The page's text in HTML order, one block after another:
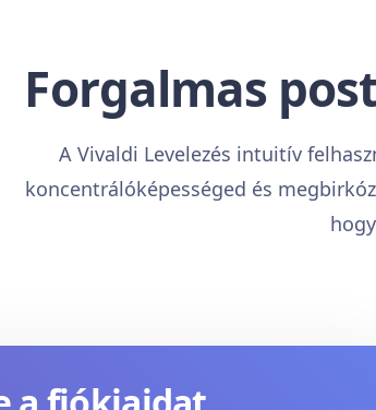
Forgalmas
A Vivaldi Levelezés intuitív
koncentrálóképességed és